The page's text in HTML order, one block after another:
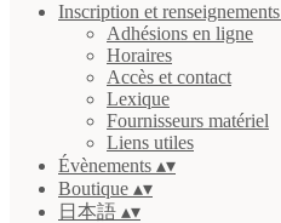
Inscription et renseignements
Adhésions en ligne
Horaires
Accès et contact
Lexique
Fournisseurs matériel
Liens utiles
Évènements ▴▾
Boutique ▴▾
日本語 ▴▾